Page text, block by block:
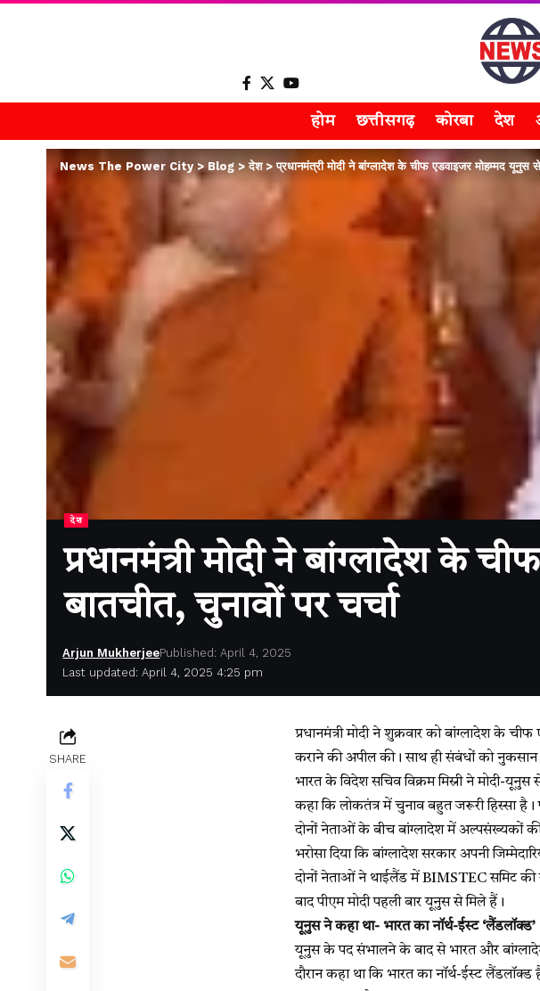
होम छत्तीसगढ़ कोरबा देश
News The Power City> Blog>देश>प्रधानमंत्री मोदी ने बांग्लादेश के चीफ एडवाइजर मोहम्मद यूनुस से
देश
प्रधानमंत्री मोदी ने बांग्लादेश के
बातचीत, चुनावों पर चर्चा
Last updated: April 4, 2025 4:25 pm
Arjun MukherjeePublished: April 4, 2025
SHARE
प्रधानमंत्री मोदी ने शुक्रवार को बांग्लादेश के
कराने की अपील की। साथ ही संबंधों को
भारत के विदेश सचिव विक्रम मिस्री ने मोदी-
कहा कि लोकतंत्र में चुनाव बहुत जरूरी हिस्सा है।
दोनों नेताओं के बीच बांग्लादेश में अल्पसंख्यकों
भरोसा दिया कि बांग्लादेश सरकार अपनी
दोनों नेताओं ने थाईलैंड में BIMSTEC समिट
बाद पीएम मोदी पहली बार यूनुस से मिले हैं।
यूनुस ने कहा था- भारत का नॉर्थ-ईस्ट ‘लैंडलॉक्ड’
यूनुस के पद संभालने के बाद से भारत और
दौरान कहा था कि भारत का नॉर्थ-ईस्ट